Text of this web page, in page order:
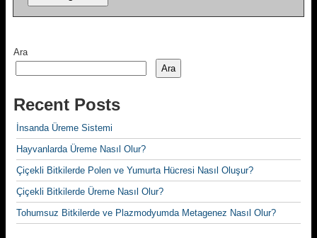
Ara
Ara
Recent Posts
İnsanda Üreme Sistemi
Hayvanlarda Üreme Nasıl Olur?
Çiçekli Bitkilerde Polen ve Yumurta Hücresi Nasıl Oluşur?
Çiçekli Bitkilerde Üreme Nasıl Olur?
Tohumsuz Bitkilerde ve Plazmodyumda Metagenez Nasıl Olur?